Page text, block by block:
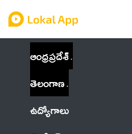
ఆంధ్రప్రదేశ్
తెలంగాణ
ఉద్యోగాలు